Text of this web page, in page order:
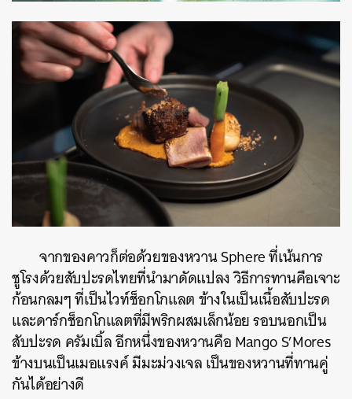
จากของคาวก็ต่อด้วยของหวาน Sphere ที่เน้นการ
ชูโรงด้วยสับปะรดไทยที่นำมาดัดแปลง วิธีการทานคือเจาะ
ก้อนกลมๆ ที่เป็นไวท์ช็อกโกแลต ข้างในเป็นเนื้อสับปะรด
และดาร์กช็อกโกแลตที่มีพริกผสมเล็กน้อย รอบนอกเป็น
สับปะรด ครัมเบิ้ล อีกหนึ่งของหวานคือ Mango S’Mores
ข้างบนเป็นเมอแรงค์ มีมะม่วงเจล เป็นของหวานที่ทานคู่
กันได้อย่างดี